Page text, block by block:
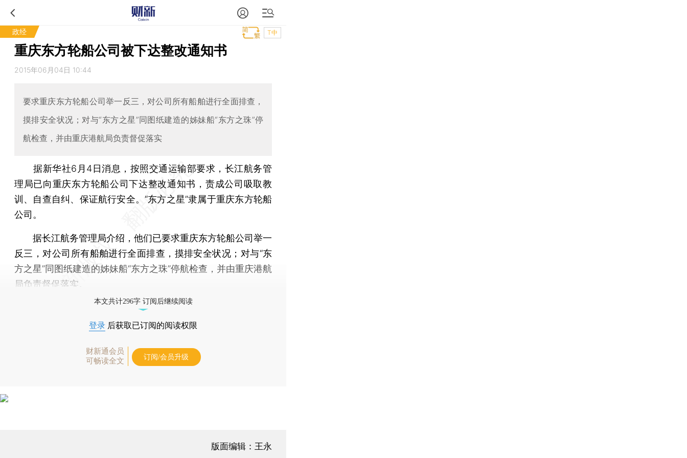
政经 T中
重庆东方轮船公司被下达整改通知书
2015年06月04日 10:44
要求重庆东方轮船公司举一反三，对公司所有船舶进行全面排查，
摸排安全状况；对与“东方之星”同图纸建造的姊妹船“东方之珠”停
航检查，并由重庆港航局负责督促落实
据新华社6月4日消息，按照交通运输部要求，长江航务管
理局已向重庆东方轮船公司下达整改通知书，责成公司吸取教
训、自查自纠、保证航行安全。“东方之星”隶属于重庆东方轮船
公司。
据长江航务管理局介绍，他们已要求重庆东方轮船公司举一
反三，对公司所有船舶进行全面排查，摸排安全状况；对与“东
方之星”同图纸建造的姊妹船“东方之珠”停航检查，并由重庆港航
局负责督促落实。
本文共计296字 订阅后继续阅读
登录 后获取已订阅的阅读权限
财新通会员
可畅读全文
订阅/会员升级
版面编辑：王永